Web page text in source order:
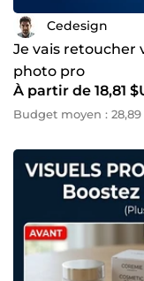
Cedesign
Je vais
photo pro
À partir de 18,81
Budget moyen : 28,89